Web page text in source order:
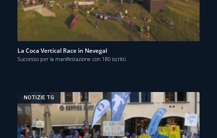
La Coca Vertical Race in Nevegal
Successo per la manifestazione con 180 iscritti.
NOTIZIE TG